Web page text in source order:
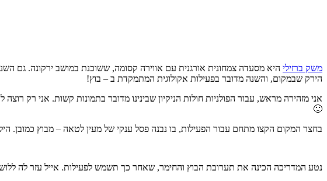
משק ברזילי היא מסעדה צמחונית אורגנית עם אווירה קסומה, ששוכנת במושב ירקונה. גם
הירק שבמקום, והשנה מדובר בפעילות אקולוגית המתמקדת ב – בוץ!
אני מזהירה מראש, עבור הפולניות חולות הניקיון שבינינו מדובר בתמונות קשות. אני רק
🙂
בחצר המקום הקצו מתחם עבור הפעילות, בו נבנה פסל ענקי של מעין לטאה – מבוץ כמובן.
נטע המדריכה הכינה את תערובת הבוץ והחימר, שאחר כך תשמש לפעילות. אייל עזר לה